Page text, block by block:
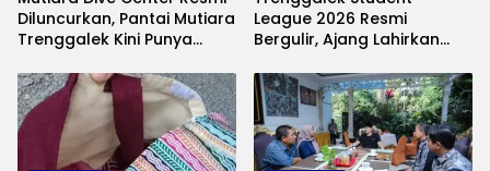
Diluncurkan, Pantai Mutiara
Trenggalek Kini Punya
Andalan
League 2026 Resmi
Bergulir, Ajang Lahirkan
Perebutkan Piala Bupati